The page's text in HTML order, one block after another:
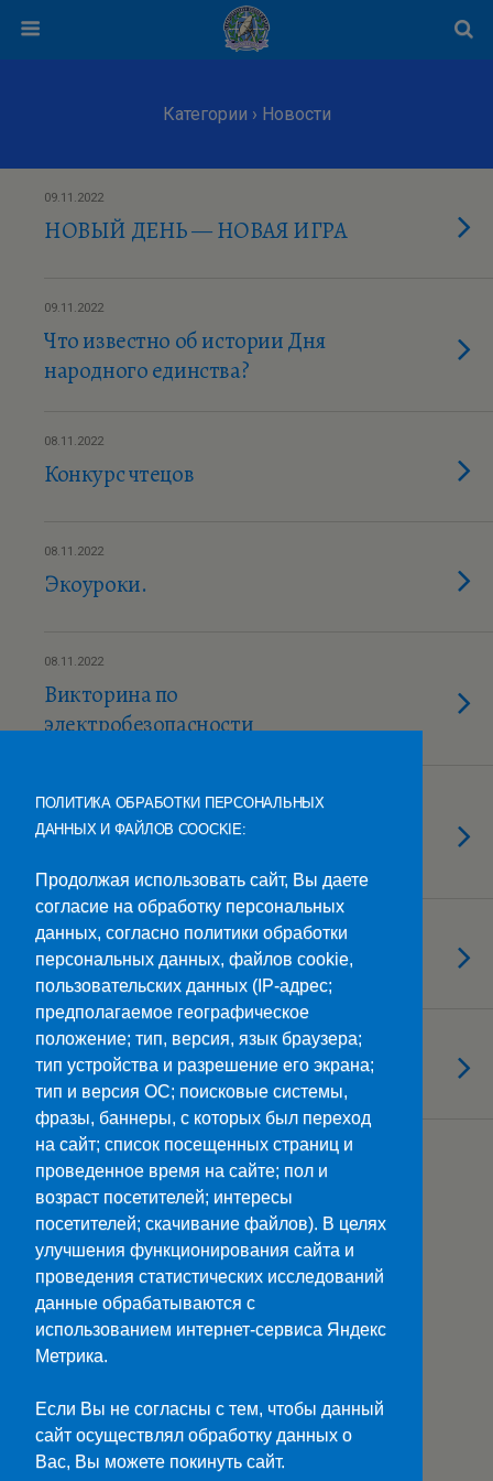
Категории › Новости
09.11.2022
НОВЫЙ ДЕНЬ — НОВАЯ ИГРА
09.11.2022
Что известно об истории Дня
народного единства?
08.11.2022
Конкурс чтецов
08.11.2022
Экоуроки.
08.11.2022
Викторина по
электробезопасности
08.11.2022
«ЧЕЛОВЕК БЕЗ РОДИНЫ— КАК
08.11.2022
Ночь искусств
08.11.2022
Праздничный концерт
Загрузить Еще Из Этой Категории…
Наверх
Мобильн.
Министерство науки и высшего образования>>
Госуслуги>>
ПОЛИТИКА ОБРАБОТКИ ПЕРСОНАЛЬНЫХ
ДАННЫХ И ФАЙЛОВ COOCKIE:
Продолжая использовать сайт, Вы даете
согласие на обработку персональных
данных, согласно политики обработки
персональных данных, файлов cookie,
пользовательских данных (IP-адрес;
предполагаемое географическое
положение; тип, версия, язык браузера;
тип устройства и разрешение его экрана;
тип и версия ОС; поисковые системы,
фразы, баннеры, с которых был переход
на сайт; список посещенных страниц и
проведенное время на сайте; пол и
возраст посетителей; интересы
посетителей; скачивание файлов). В целях
улучшения функционирования сайта и
проведения статистических исследований
данные обрабатываются с
использованием интернет-сервиса Яндекс
Метрика.
Если Вы не согласны с тем, чтобы данный
сайт осуществлял обработку данных о
Вас, Вы можете покинуть сайт.